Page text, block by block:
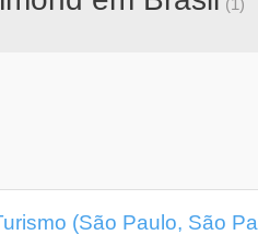
(1)
(São Paulo, São